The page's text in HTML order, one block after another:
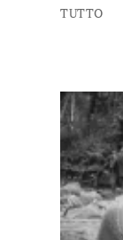
TUTTO